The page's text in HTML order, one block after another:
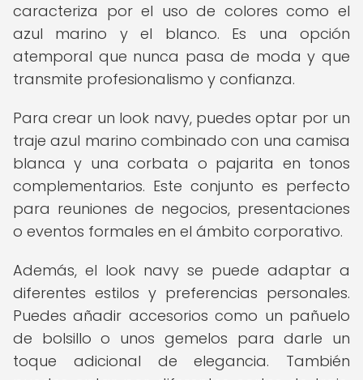
caracteriza por el uso de colores como el
azul marino y el blanco. Es una opción
atemporal que nunca pasa de moda y que
transmite profesionalismo y confianza.
Para crear un look navy, puedes optar por un
traje azul marino combinado con una camisa
blanca y una corbata o pajarita en tonos
complementarios. Este conjunto es perfecto
para reuniones de negocios, presentaciones
o eventos formales en el ámbito corporativo.
Además, el look navy se puede adaptar a
diferentes estilos y preferencias personales.
Puedes añadir accesorios como un pañuelo
de bolsillo o unos gemelos para darle un
toque adicional de elegancia. También